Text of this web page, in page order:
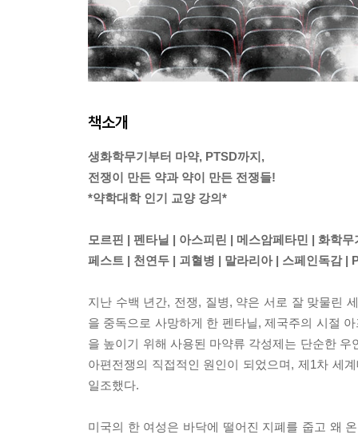
책소개
생화학무기부터 마약, PTSD까지,
전쟁이 만든 약과 약이 만든 전쟁들!
*약학대학 인기 교양 강의*
모르핀 | 펜타닐 | 아스피린 | 메스암페타민 | 화학무
페스트 | 천연두 | 괴혈병 | 말라리아 | 스페인독감 |
지난 수백 년간, 전쟁, 질병, 약은 서로 잘 맞물린
을 중독으로 사망하게 한 펜타닐, 제국주의 시절
을 높이기 위해 사용된 마약류 각성제는 단순한
아편전쟁의 직접적인 원인이 되었으며, 제1차 세
일조했다.
미국의 한 여성은 바닥에 떨어진 지폐를 줍고 왜